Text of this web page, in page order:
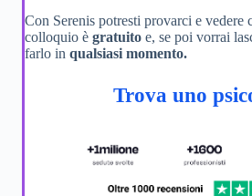
Con Serenis potresti provarci e vedere
colloquio è gratuito e, se poi vorrai
farlo in qualsiasi momento.
Trova uno